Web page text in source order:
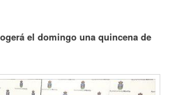
el domingo una quincena de